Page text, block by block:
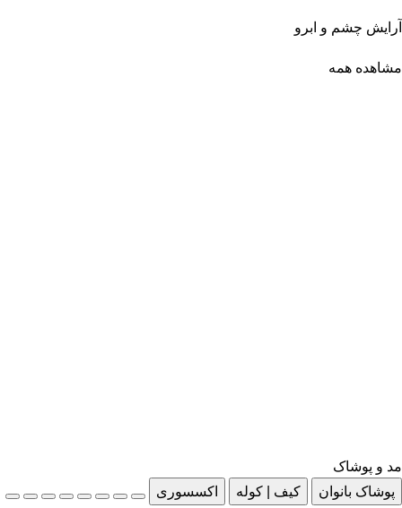
آرایش چشم و ابرو
مشاهده همه
مد و پوشاک
پوشاک بانوان
کیف | کوله
اکسسوری